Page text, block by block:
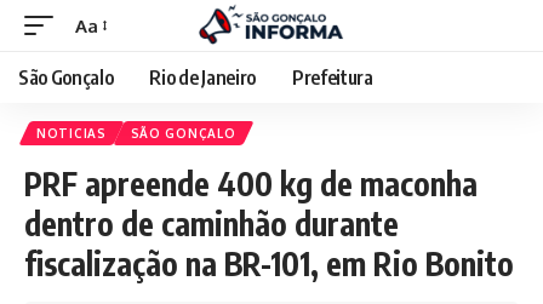
Aa
São Gonçalo Rio de Janeiro Prefeitura
NOTICIAS SÃO GONÇALO
PRF apreende 400 kg de maconha
dentro de caminhão durante
fiscalização na BR-101, em Rio Bonito